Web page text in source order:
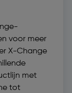
voor meer
X-Change
met
tot